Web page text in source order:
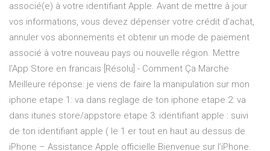
associé(e) à votre identifiant Apple. Avant de mettre à jour
vos informations, vous devez dépenser votre crédit d’achat,
annuler vos abonnements et obtenir un mode de paiement
associé à votre nouveau pays ou nouvelle région. Mettre
l'App Store en francais [Résolu] - Comment Ça Marche
Meilleure réponse: je viens de faire la manipulation sur mon
iphone etape 1: va dans reglage de ton iphone etape 2: va
dans itunes store/appstore etape 3: identifiant apple : suivi
de ton identifiant apple ( le 1 er tout en haut au dessus de
iPhone – Assistance Apple officielle Bienvenue sur l’iPhone.